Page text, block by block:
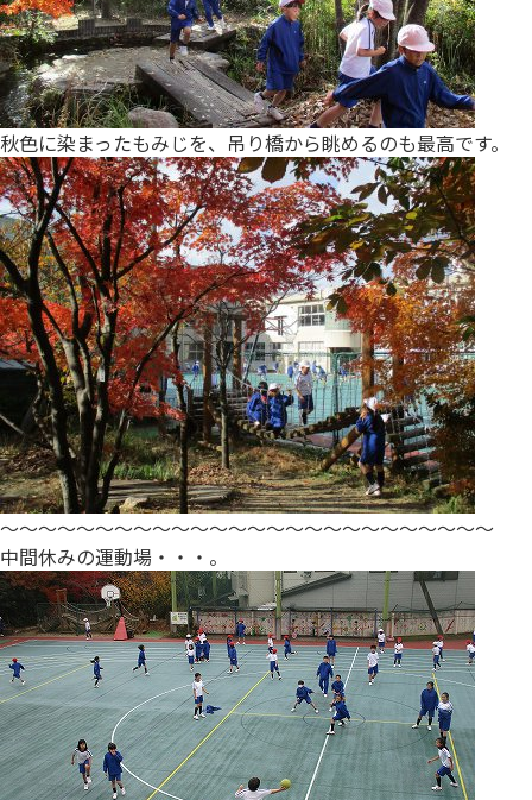
秋色に染まったもみじを、吊り橋から眺めるのも最高です。
～～～～～～～～～～～～～～～～～～～～～～～～～～
中間休みの運動場・・・。